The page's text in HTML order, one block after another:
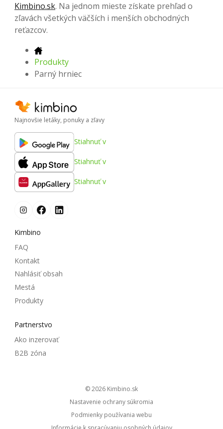
Kimbino.sk. Na jednom mieste získate prehľad o
zľavách všetkých väčších i menších obchodných
reťazcov.
Produkty
Parný hrniec
Najnovšie letáky, ponuky a zľavy
Stiahnuť v
Stiahnuť v
Stiahnuť v
Kimbino
FAQ
Kontakt
Nahlásiť obsah
Mestá
Produkty
Partnerstvo
Ako inzerovať
B2B zóna
© 2026
kimbino.sk
Nastavenie ochrany súkromia
Podmienky používania webu